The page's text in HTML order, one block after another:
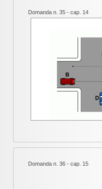
Domanda n. 35 - cap. 14
Domanda n. 36 - cap. 15